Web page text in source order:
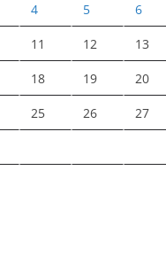
4 5 6
11 12 13
18 19 20
25 26 27